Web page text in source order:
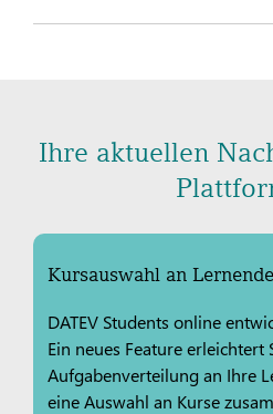
Ihre aktuellen
Kursauswahl an
DATEV Students online
Ein neues Feature erleichtert
Aufgabenverteilung an Ihre
eine Auswahl an Kurse